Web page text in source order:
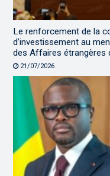
Le renforcement de la
d’investissement au
des Affaires étrangères
21/07/2026